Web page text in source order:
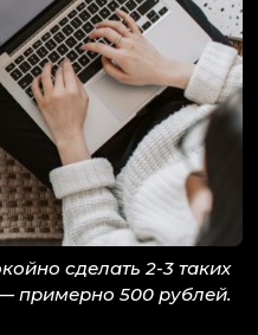
сделать 2-3 таких
примерно 500 рублей.